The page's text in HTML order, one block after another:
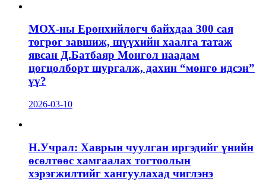
МОХ-ны Ерөнхийлөгч байхдаа 300 сая
төгрөг завшиж, шүүхийн хаалга татаж
явсан Д.Батбаяр Монгол наадам
цогцолборт шургалж, дахин “мөнгө идсэн”
үү?
2026-03-10
Н.Учрал: Хаврын чуулган иргэдийг үнийн
өсөлтөөс хамгаалах тогтоолын
хэрэгжилтийг хангуулахад чиглэнэ